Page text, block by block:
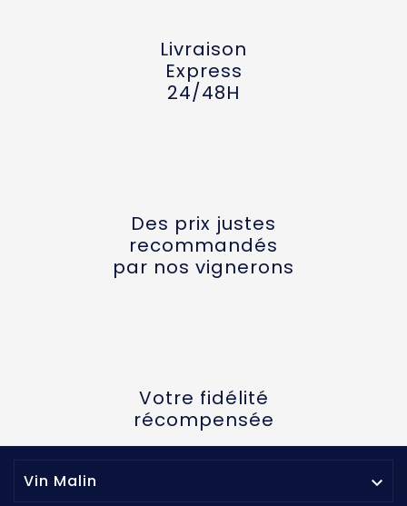
Livraison
Express
24/48H
Des prix justes
recommandés
par nos vignerons
Votre fidélité
récompensée
Vin Malin 